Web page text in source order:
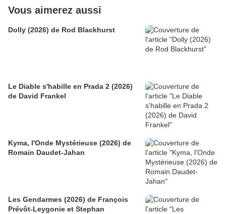
Vous aimerez aussi
Dolly (2026) de Rod Blackhurst
Le Diable s'habille en Prada 2 (2026)
de David Frankel
Kyma, l'Onde Mystérieuse (2026) de
Romain Daudet-Jahan
Les Gendarmes (2026) de François
Prévôt-Leygonie et Stephan